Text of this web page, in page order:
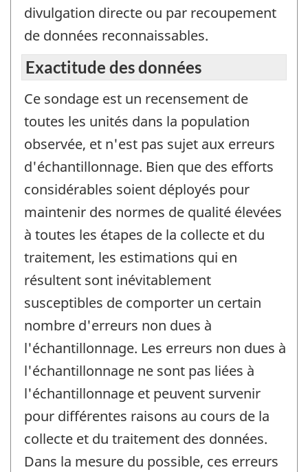
divulgation directe ou par recoupement
de données reconnaissables.
Exactitude des données
Ce sondage est un recensement de
toutes les unités dans la population
observée, et n'est pas sujet aux erreurs
d'échantillonnage. Bien que des efforts
considérables soient déployés pour
maintenir des normes de qualité élevées
à toutes les étapes de la collecte et du
traitement, les estimations qui en
résultent sont inévitablement
susceptibles de comporter un certain
nombre d'erreurs non dues à
l'échantillonnage. Les erreurs non dues à
l'échantillonnage ne sont pas liées à
l'échantillonnage et peuvent survenir
pour différentes raisons au cours de la
collecte et du traitement des données.
Dans la mesure du possible, ces erreurs